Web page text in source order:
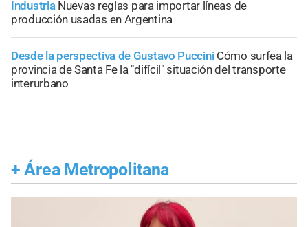
Industria Nuevas reglas para importar líneas de
producción usadas en Argentina
Desde la perspectiva de Gustavo Puccini Cómo surfea la
provincia de Santa Fe la "difícil" situación del transporte
interurbano
+ Área Metropolitana